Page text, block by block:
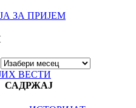
ЗА ПРИЈЕМ
ВЕСТИ
САДРЖАЈ